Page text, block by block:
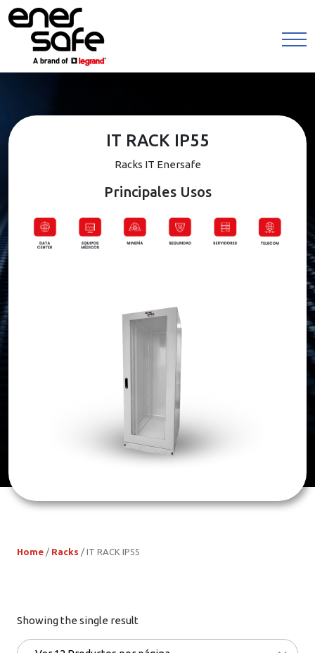
IT RACK IP55
Racks IT Enersafe
Principales Usos
Home / Racks / IT RACK IP55
Showing the single result